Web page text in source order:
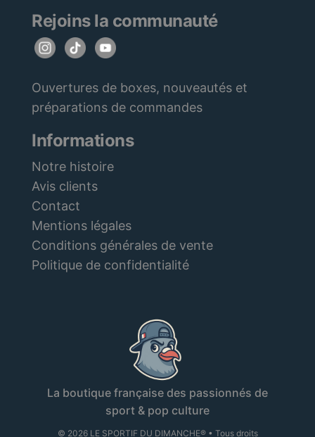
Rejoins la communauté
Ouvertures de boxes, nouveautés et
préparations de commandes
Informations
Notre histoire
Avis clients
Contact
Mentions légales
Conditions générales de vente
Politique de confidentialité
La boutique française des passionnés de
sport & pop culture
© 2026 LE SPORTIF DU DIMANCHE® • Tous droits